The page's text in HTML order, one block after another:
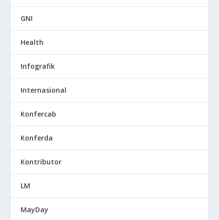
GNI
Health
Infografik
Internasional
Konfercab
Konferda
Kontributor
LM
MayDay